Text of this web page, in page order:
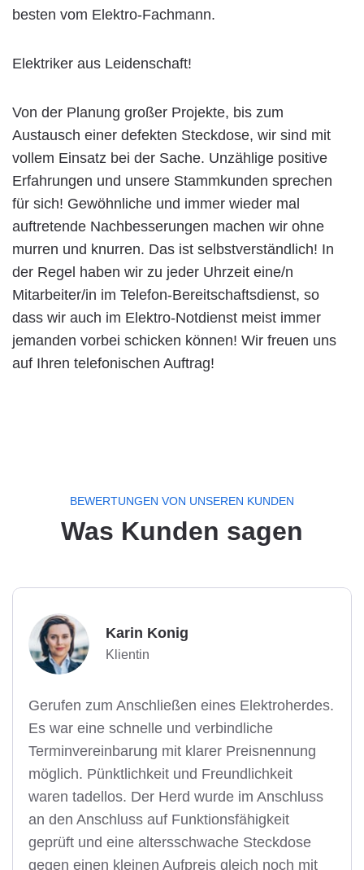
besten vom Elektro-Fachmann.
Elektriker aus Leidenschaft!
Von der Planung großer Projekte, bis zum
Austausch einer defekten Steckdose, wir sind mit
vollem Einsatz bei der Sache. Unzählige positive
Erfahrungen und unsere Stammkunden sprechen
für sich! Gewöhnliche und immer wieder mal
auftretende Nachbesserungen machen wir ohne
murren und knurren. Das ist selbstverständlich! In
der Regel haben wir zu jeder Uhrzeit eine/n
Mitarbeiter/in im Telefon-Bereitschaftsdienst, so
dass wir auch im Elektro-Notdienst meist immer
jemanden vorbei schicken können! Wir freuen uns
auf Ihren telefonischen Auftrag!
BEWERTUNGEN VON UNSEREN KUNDEN
Was Kunden sagen
Karin Konig
Klientin
Gerufen zum Anschließen eines Elektroherdes.
Es war eine schnelle und verbindliche
Terminvereinbarung mit klarer Preisnennung
möglich. Pünktlichkeit und Freundlichkeit
waren tadellos. Der Herd wurde im Anschluss
an den Anschluss auf Funktionsfähigkeit
geprüft und eine altersschwache Steckdose
gegen einen kleinen Aufpreis gleich noch mit